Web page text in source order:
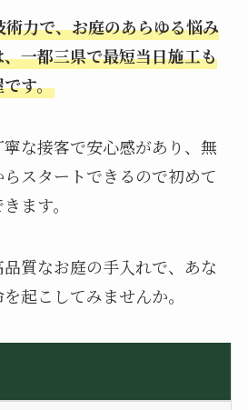
力で、お庭のあらゆる悩み
一都三県で最短当日施工も
す。
な接客で安心感があり、無
スタートできるので初めて
ます。
質なお庭の手入れで、あな
起こしてみませんか。